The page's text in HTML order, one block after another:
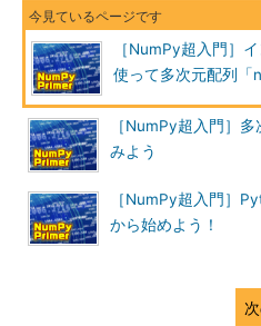
［NumPy超入門］
使って多次元配列「
［NumPy超入門］
みよう
［NumPy超入門］
から始めよう！